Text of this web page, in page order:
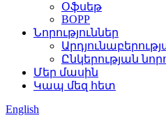
Օֆսեթ
BOPP
Նորություններ
Ընկերության
Մեր մասին
Կապ մեզ հետ
English